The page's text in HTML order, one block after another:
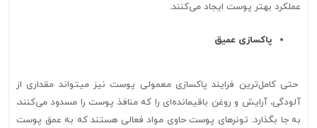
عملکرد بهتر پوست ایجاد می‌کنند.
پاکسازی عمیق
حتی کامل‌ترین فرایند پاکسازی معمولی پوست نیز میتواند مقداری از
آلودگی، آرایش و روغن باقیمانده‌ای را که منافذ پوست را مسدود می‌کنند،
به جا بگذارد. تونرهای پوست حاوی مواد فعالی هستند که به عمق پوست